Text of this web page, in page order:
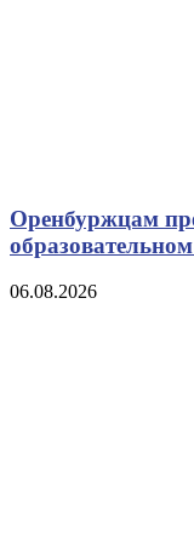
Оренбуржцам
06.08.2026